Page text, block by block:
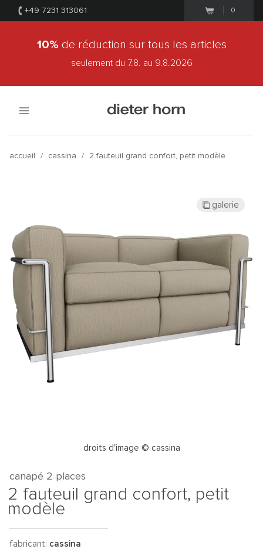
+49 7231 313061 0
10% de réduction sur tous les articles
seulement du 7.8. au 9.8.2026
accueil / cassina / 2 fauteuil grand confort, petit modèle
droits d'image © cassina
galerie
canapé 2 places
2 fauteuil grand confort, petit
modèle
fabricant: cassina